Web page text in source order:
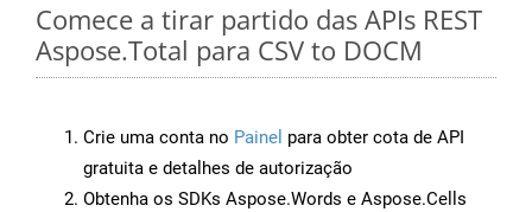
Comece a tirar partido das APIs REST
Aspose.Total para CSV to DOCM
Crie uma conta no Painel para obter cota de API
gratuita e detalhes de autorização
Obtenha os SDKs Aspose.Words e Aspose.Cells